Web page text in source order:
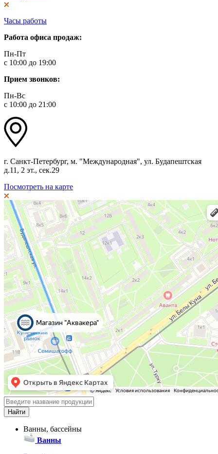
Часы работы
Работа офиса продаж:
Пн-Пт
с 10:00 до 19:00
Прием звонков:
Пн-Вс
с 10:00 до 21:00
г. Санкт-Петербург, м. "Международная", ул. Будапештская
д.11, 2 эт., сек.29
Посмотреть на карте
Ванны, бассейны
Ванны